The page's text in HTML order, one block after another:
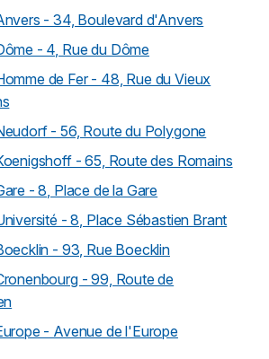
- 34, Boulevard d'Anvers
- 4, Rue du Dôme
de Fer - 48, Rue du Vieux
- 56, Route du Polygone
- 65, Route des Romains
- 8, Place de la Gare
- 8, Place Sébastien Brant
- 93, Rue Boecklin
- 99, Route de
- Avenue de l'Europe